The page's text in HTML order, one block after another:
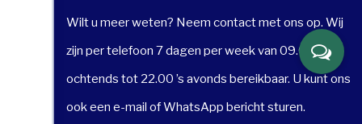
Wilt u meer weten? Neem contact met ons op. Wij
zijn per telefoon 7 dagen per week van 09.00 uur ’s
ochtends tot 22.00 ’s avonds bereikbaar. U kunt ons
ook een e-mail of WhatsApp bericht sturen.